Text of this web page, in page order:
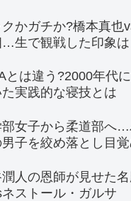
かガチか?橋本真也
…生で観戦した印象は
とは違う?2000年代
実践的な寝技とは
女子から柔道部へ
男子を絞め落とし目
人の恩師が見せた
ストール・ガルサ